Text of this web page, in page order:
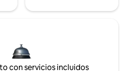
con servicios incluidos